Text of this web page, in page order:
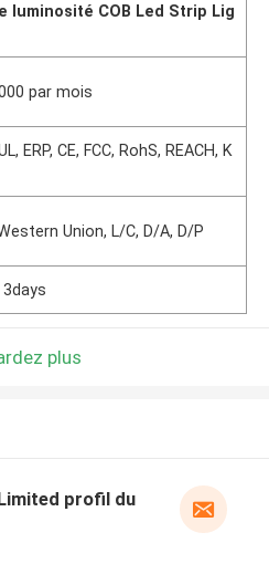
luminosité COB Led Strip Lig
par mois
ERP, CE, FCC, RohS, REACH, K
Union, L/C, D/A, D/P
3days
plus
profil du